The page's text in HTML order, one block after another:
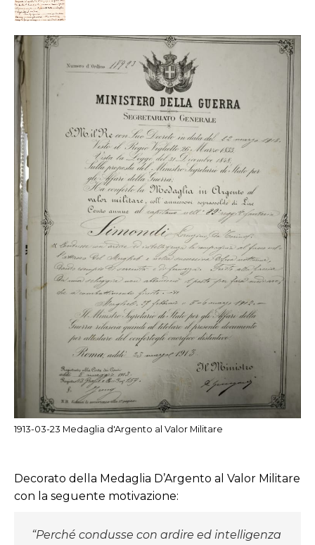
1913-03-23 Medaglia d'Argento al Valor Militare
Decorato della Medaglia D’Argento al Valor Militare
con la seguente motivazione:
“Perché condusse con ardire ed intelligenza